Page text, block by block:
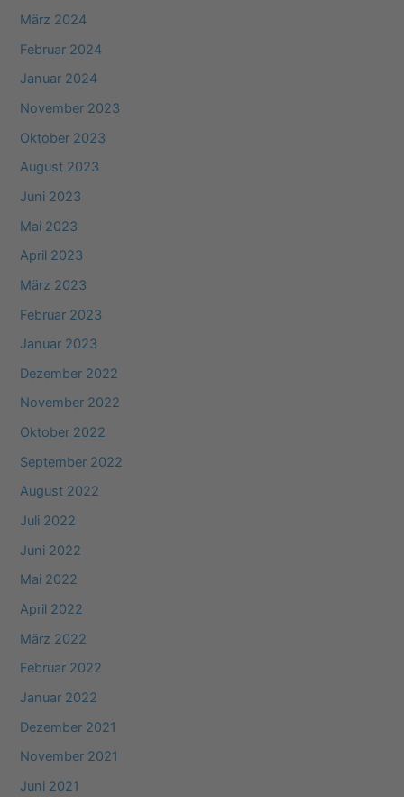
März 2024
Februar 2024
Januar 2024
November 2023
Oktober 2023
August 2023
Juni 2023
Mai 2023
April 2023
März 2023
Februar 2023
Januar 2023
Dezember 2022
November 2022
Oktober 2022
September 2022
August 2022
Juli 2022
Juni 2022
Mai 2022
April 2022
März 2022
Februar 2022
Januar 2022
Dezember 2021
November 2021
Juni 2021